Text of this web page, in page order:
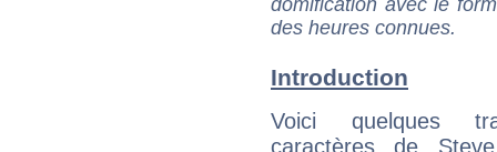
des heures connues.
Introduction
Voici quelques
caractères de